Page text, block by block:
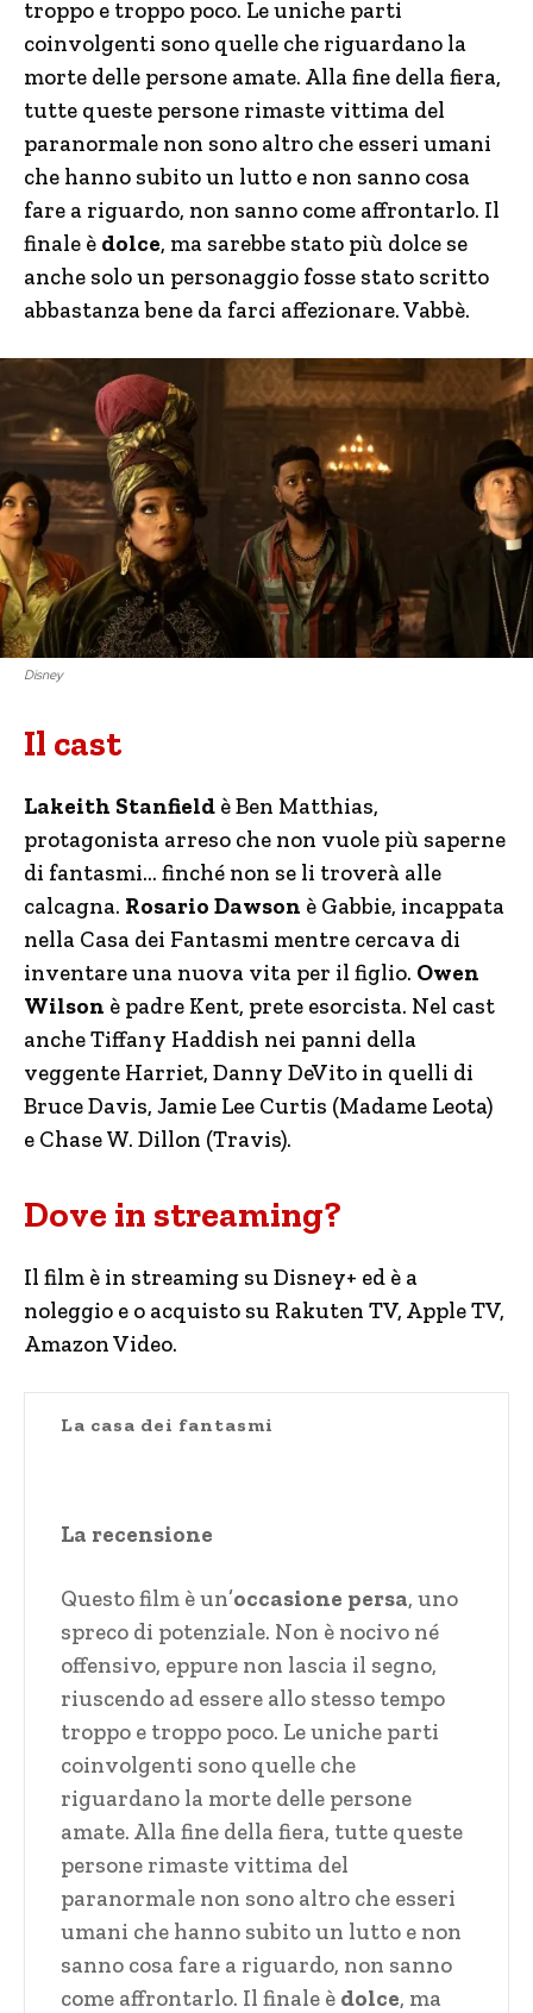
troppo e troppo poco. Le uniche parti
coinvolgenti sono quelle che riguardano la
morte delle persone amate. Alla fine della fiera,
tutte queste persone rimaste vittima del
paranormale non sono altro che esseri umani
che hanno subito un lutto e non sanno cosa
fare a riguardo, non sanno come affrontarlo. Il
finale è dolce, ma sarebbe stato più dolce se
anche solo un personaggio fosse stato scritto
abbastanza bene da farci affezionare. Vabbè.
Disney
Il cast
Lakeith Stanfield è Ben Matthias,
protagonista arreso che non vuole più saperne
di fantasmi… finché non se li troverà alle
calcagna. Rosario Dawson è Gabbie, incappata
nella Casa dei Fantasmi mentre cercava di
inventare una nuova vita per il figlio. Owen
Wilson è padre Kent, prete esorcista. Nel cast
anche Tiffany Haddish nei panni della
veggente Harriet, Danny DeVito in quelli di
Bruce Davis, Jamie Lee Curtis (Madame Leota)
e Chase W. Dillon (Travis).
Dove in streaming?
Il film è in streaming su Disney+ ed è a
noleggio e o acquisto su Rakuten TV, Apple TV,
Amazon Video.
La casa dei fantasmi
La recensione
Questo film è un’occasione persa, uno
spreco di potenziale. Non è nocivo né
offensivo, eppure non lascia il segno,
riuscendo ad essere allo stesso tempo
troppo e troppo poco. Le uniche parti
coinvolgenti sono quelle che
riguardano la morte delle persone
amate. Alla fine della fiera, tutte queste
persone rimaste vittima del
paranormale non sono altro che esseri
umani che hanno subito un lutto e non
sanno cosa fare a riguardo, non sanno
come affrontarlo. Il finale è dolce, ma